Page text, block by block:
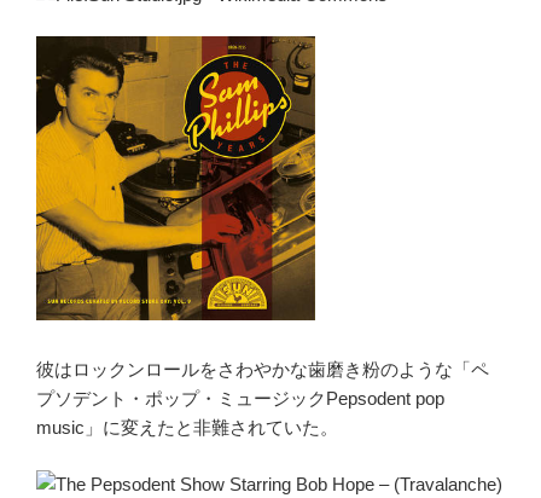
彼はロックンロールをさわやかな歯磨き粉のような「ペ
プソデント・ポップ・ミュージックPepsodent pop
music」に変えたと非難されていた。